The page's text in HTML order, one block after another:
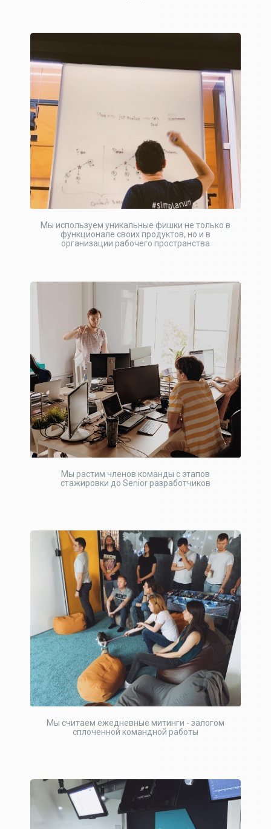
Мы используем уникальные фишки не только в
функционале своих продуктов, но и в
организации рабочего пространства
Мы растим членов команды с этапов
стажировки до Senior разработчиков
Мы считаем ежедневные митинги - залогом
сплоченной командной работы